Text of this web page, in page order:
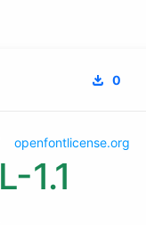
0
openfontlicense.org
1.1